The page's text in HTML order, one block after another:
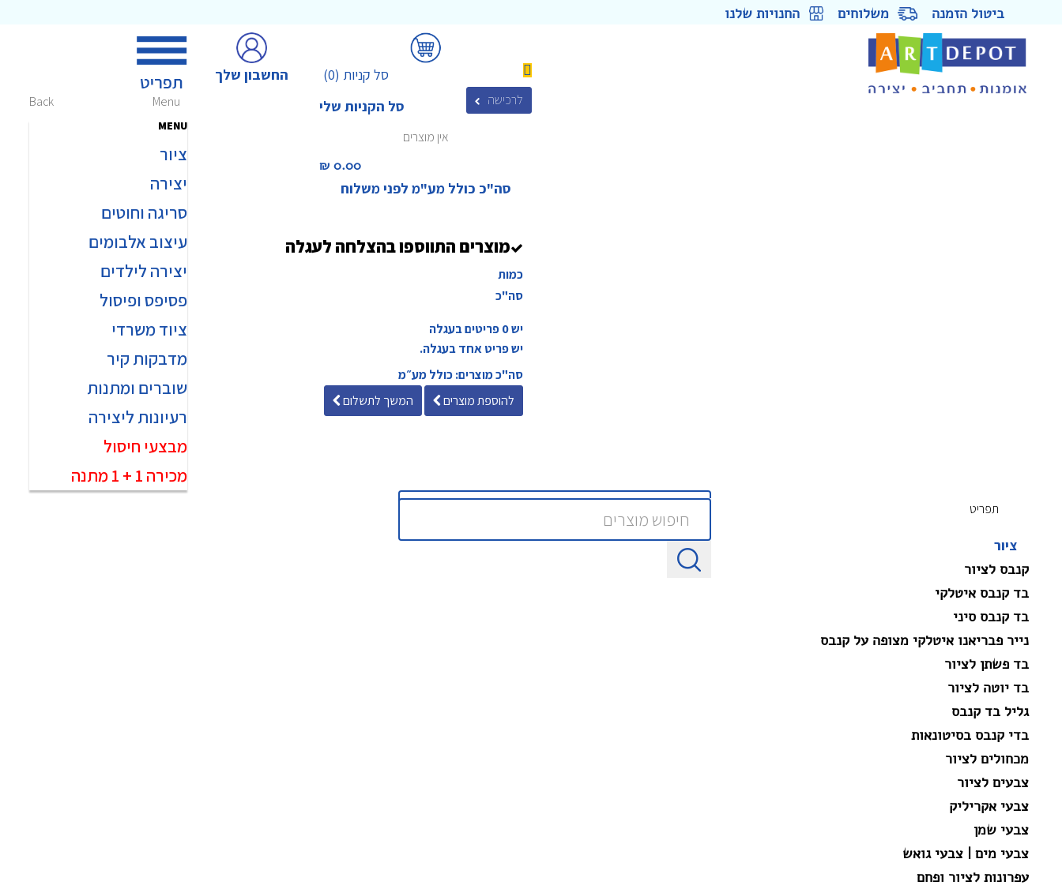
ביטול הזמנה משלוחים החנויות שלנו
Menu
Back
MENU
ציור
יצירה
סריגה וחוטים
עיצוב אלבומים
יצירה לילדים
פסיפס ופיסול
ציוד משרדי
מדבקות קיר
שוברים ומתנות
מבצעי חיסול
רעיונות ליצירה
מכירה 1 + 1 מתנה
החשבון שלך (0) סל קניות
סל הקניות שלי
לרכישה
אין מוצרים
0.00 ₪‎
סה"כ כולל מע"מ לפני משלוח
מוצרים התווספו בהצלחה לעגלה
כמות
סה"כ
יש0פריטים בעגלה
יש פריט אחד בעגלה.
סה"כ מוצרים: כולל מע״מ
להוספת מוצרים
המשך לתשלום
תפריט
ציור
קנבס לציור
בד קנבס איטלקי
בד קנבס סיני
נייר פבריאנו איטלקי מצופה על קנבס
בד פשתן לציור
בד יוטה לציור
גליל בד קנבס
בדי קנבס בסיטונאות
מכחולים לציור
צבעים לציור
צבעי אקריליק
צבעי שמן
צבעי מים | צבעי גואש
עפרונות לציור ופחם